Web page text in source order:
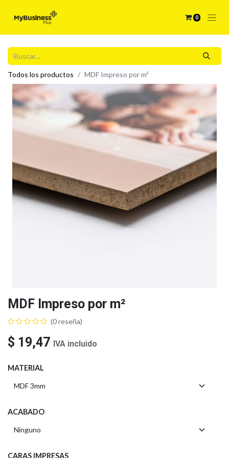
0
Todos los productos MDF Impreso por m²
MDF Impreso por m²
(0 reseña)
$ 19,47 IVA incluido
MATERIAL
ACABADO
CARAS IMPRESAS